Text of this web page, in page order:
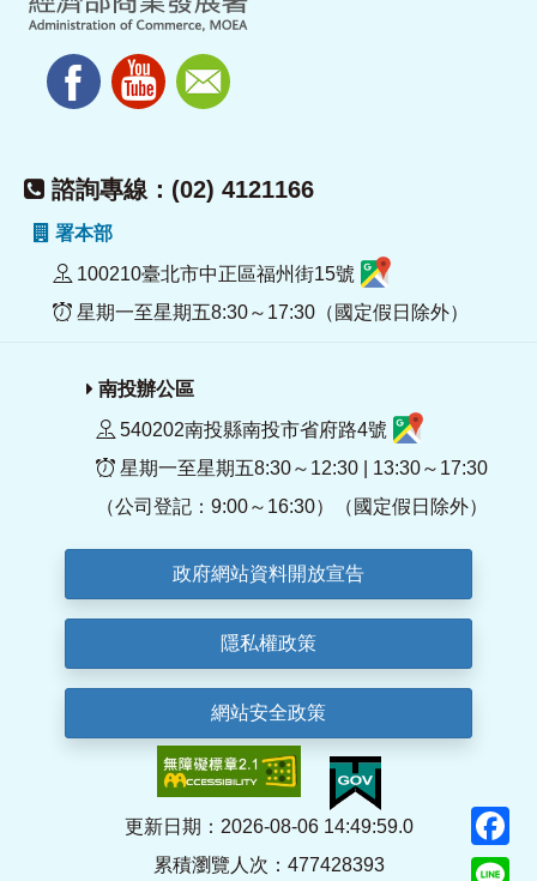
諮詢專線：(02) 4121166
署本部
100210臺北市中正區福州街15號
星期一至星期五8:30～17:30（國定假日除外）
南投辦公區
540202南投縣南投市省府路4號
星期一至星期五8:30～12:30 | 13:30～17:30
（公司登記：9:00～16:30）（國定假日除外）
政府網站資料開放宣告
隱私權政策
網站安全政策
更新日期：2026-08-06 14:49:59.0
累積瀏覽人次：477428393